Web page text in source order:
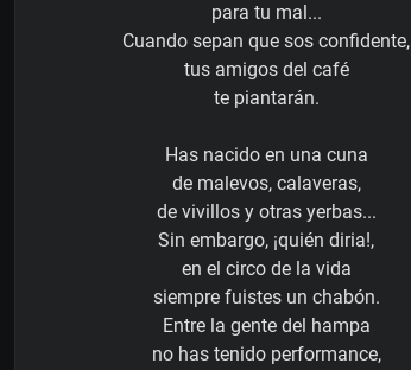
para tu mal...
Cuando sepan que sos confidente,
tus amigos del café
te piantarán.
Has nacido en una cuna
de malevos, calaveras,
de vivillos y otras yerbas...
Sin embargo, ¡quién diria!,
en el circo de la vida
siempre fuistes un chabón.
Entre la gente del hampa
no has tenido performance,